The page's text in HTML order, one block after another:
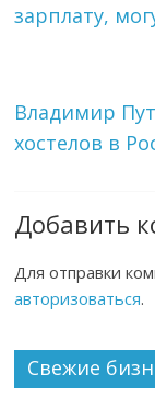
зарплату,
Владимир
хостелов в
Добавить
Для отправки
авторизоваться.
Свежие